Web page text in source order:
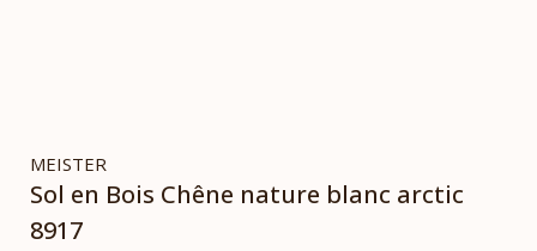
MEISTER
Sol en Bois Chêne nature blanc arctic
8917